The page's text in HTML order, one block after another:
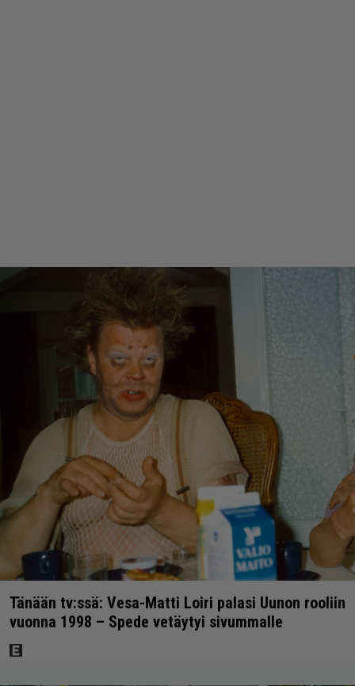
Tänään tv:ssä: Vesa-Matti Loiri palasi Uunon rooliin
vuonna 1998 – Spede vetäytyi sivummalle